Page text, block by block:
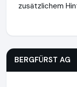
zusätzlichem
BERGFÜRST AG